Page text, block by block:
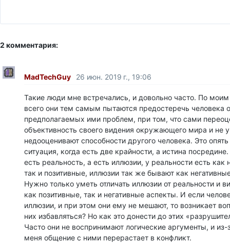
2 комментария:
MadTechGuy 26 июн. 2019 г., 19:06
Такие люди мне встречались, и довольно часто. По
всего они тем самым пытаются предостеречь человека
предполагаемых ими проблем, при том, что сами
объективность своего видения окружающего мира и не
недооценивают способности другого человека. Это
ситуация, когда есть две крайности, а истина
есть реальность, а есть иллюзии, у реальности есть как
так и позитивные, иллюзии так же бывают как
Нужно только уметь отличать иллюзии от реальности и
как позитивные, так и негативные аспекты. И если
иллюзии, и при этом они ему не мешают, то возникает
них избавляться? Но как это донести до этих
Часто они не воспринимают логические аргументы, и из-
меня общение с ними перерастает в конфликт.